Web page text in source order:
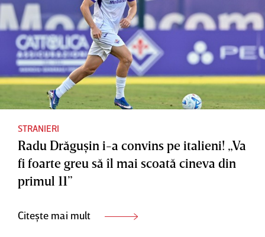
STRANIERI
Radu Drăguşin i-a convins pe italieni! „Va
fi foarte greu să îl mai scoată cineva din
primul 11”
Citește mai mult